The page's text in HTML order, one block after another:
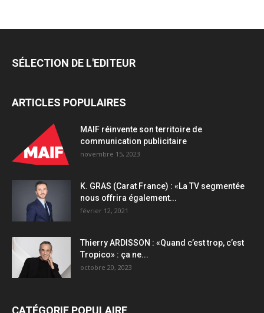
son
d’articles
main
SÉLECTION DE L'EDITEUR
ARTICLES POPULAIRES
MAIF réinvente son territoire de
communication publicitaire
novembre 15, 2023
K. GRAS (Carat France) : «La TV segmentée
nous offrira également...
février 12, 2021
Thierry ARDISSON : «Quand c’est trop, c’est
Tropico» : ça ne...
octobre 20, 2023
CATÉGORIE POPULAIRE